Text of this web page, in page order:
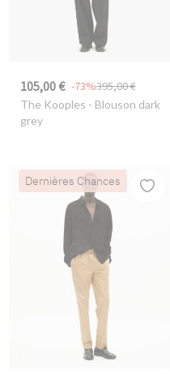
105,00 € 395,00 €
-73%
The Kooples - Blouson dark
grey
Dernières Chances